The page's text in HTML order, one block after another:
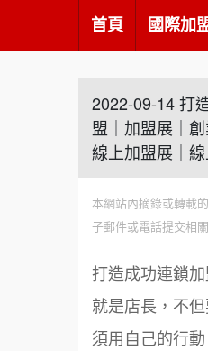
首頁 國際加
2022-09-14 打
盟｜加盟展｜
線上加盟展｜線
本網站內摘錄或轉載
子郵件或電話提交相
打造成功連鎖
就是店長，不
須用自己的行